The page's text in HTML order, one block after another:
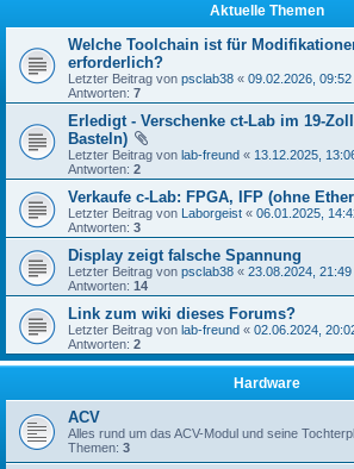
Aktuelle Themen
Welche Toolchain ist für
erforderlich?
Letzter Beitrag von psclab38 « 09.02.2026, 09:52
Antworten: 7
Erledigt - Verschenke ct-Lab im 19-
Basteln)
Letzter Beitrag von lab-freund « 13.12.2025,
Antworten: 2
Verkaufe c-Lab: FPGA, IFP (ohne
Letzter Beitrag von Laborgeist « 06.01.2025,
Antworten: 3
Display zeigt falsche Spannung
Letzter Beitrag von psclab38 « 23.08.2024, 21:49
Antworten: 14
Link zum wiki dieses Forums?
Letzter Beitrag von lab-freund « 02.06.2024,
Antworten: 2
Hardware
ACV
Alles rund um das ACV-Modul und seine
Themen: 3